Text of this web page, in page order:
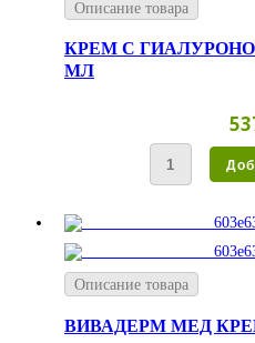
Описание товара
КРЕМ С
МЛ
Описание товара
ВИВАДЕРМ МЕД